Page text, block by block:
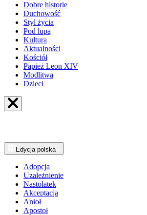
Dobre historie
Duchowość
Styl życia
Pod lupą
Kultura
Aktualności
Kościół
Papież Leon XIV
Modlitwa
Dzieci
Edycja polska
Adopcja
Uzależnienie
Nastolatek
Akceptacja
Anioł
Apostoł